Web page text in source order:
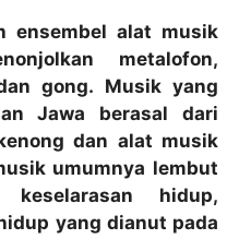
ensembel alat musik
metalofon,
gong. Musik yang
Jawa berasal dari
dan alat musik
umumnya lembut
keselarasan hidup,
yang dianut pada